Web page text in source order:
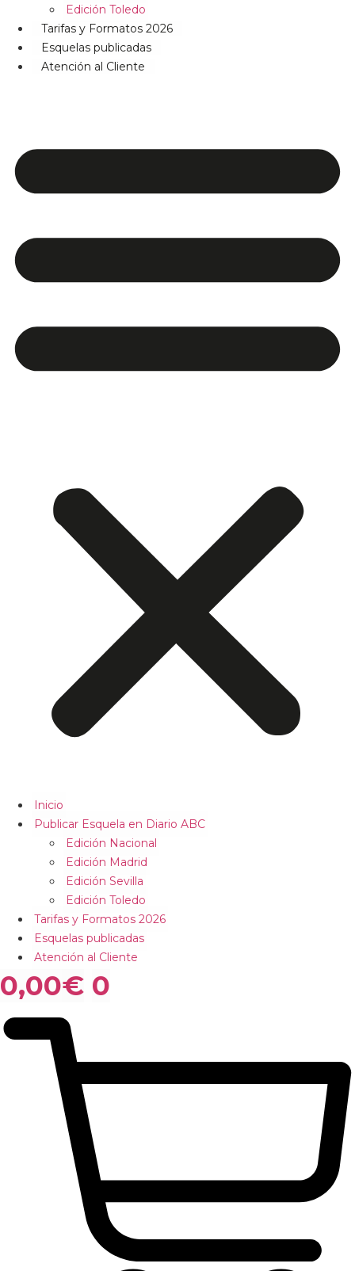
Edición Toledo
Tarifas y Formatos 2026
Esquelas publicadas
Atención al Cliente
Inicio
Publicar Esquela en Diario ABC
Edición Nacional
Edición Madrid
Edición Sevilla
Edición Toledo
Tarifas y Formatos 2026
Esquelas publicadas
Atención al Cliente
0,00€ 0